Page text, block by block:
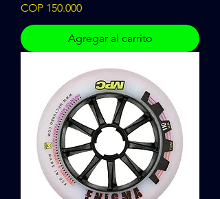
Precio
COP 150.000
Agregar al carrito